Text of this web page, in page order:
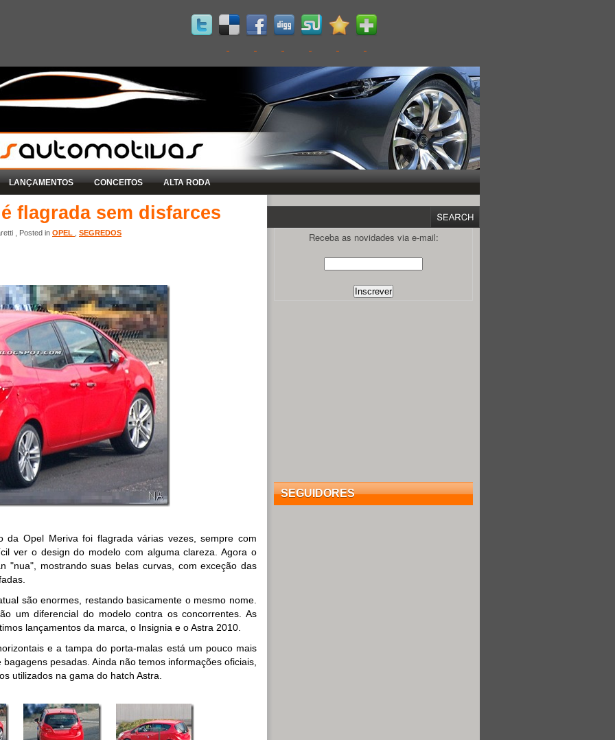
LANÇAMENTOS CONCEITOS ALTA RODA
flagrada sem disfarces
, Posted in OPEL SEGREDOS
da Opel Meriva foi flagrada várias vezes, sempre com
ver o design do modelo com alguma clareza. Agora o
"nua", mostrando suas belas curvas, com exceção das
são enormes, restando basicamente o mesmo nome.
um diferencial do modelo contra os concorrentes. As
lançamentos da marca, o Insignia e o Astra 2010.
e a tampa do porta-malas está um pouco mais
pesadas. Ainda não temos informações oficiais,
utilizados na gama do hatch Astra.
Receba as novidades via e-mail:
SEGUIDORES